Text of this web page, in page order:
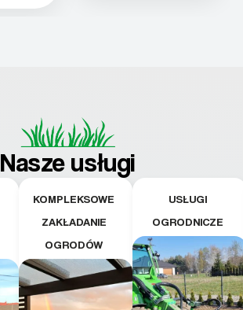
Nasze usługi
KOMPLEKSOWE
ZAKŁADANIE
OGRODÓW
USŁUGI
OGRODNICZE